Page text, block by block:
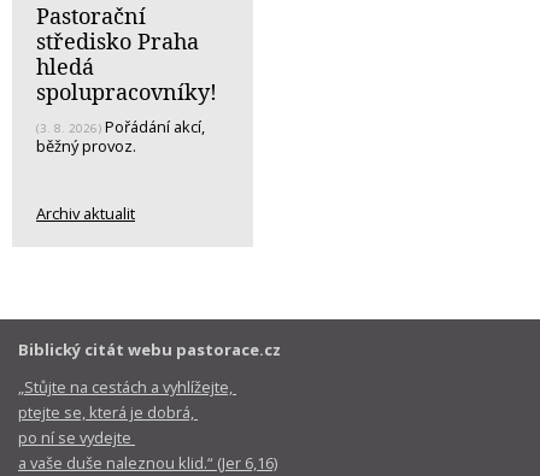
Pastorační
středisko Praha
hledá
spolupracovníky!
(3. 8. 2026) Pořádání akcí,
běžný provoz.
Archiv aktualit
Biblický citát webu pastorace.cz
„Stůjte na cestách a vyhlížejte,
ptejte se, která je dobrá,
po ní se vydejte
a vaše duše naleznou klid.“ (Jer 6,16)